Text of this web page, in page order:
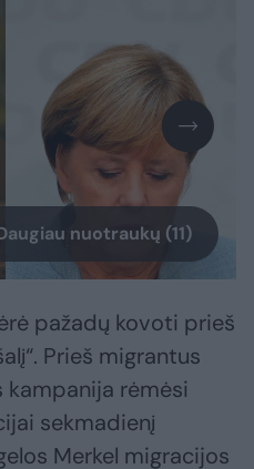
nuotraukų (11)
pažadų kovoti prieš
Prieš migrantus
rėmėsi
sekmadienį
Merkel migracijos